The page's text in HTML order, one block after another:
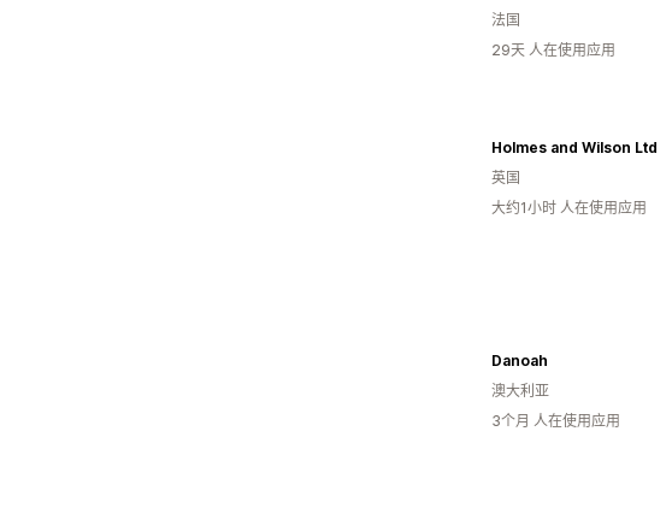
法国
29天 人在使用应用
Holmes and Wilson Ltd
英国
大约1小时 人在使用应用
Danoah
澳大利亚
3个月 人在使用应用